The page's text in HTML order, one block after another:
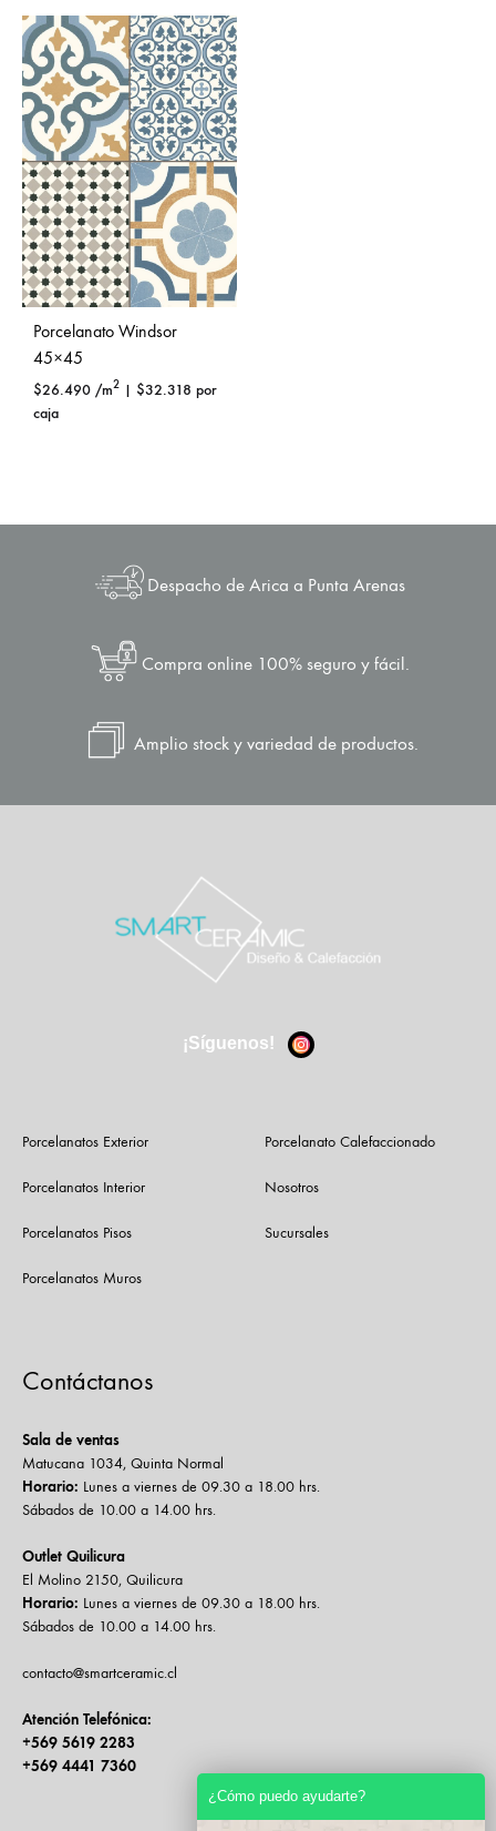
Porcelanato Windsor
45×45
$26.490 /m2 | $32.318 por
caja
Despacho de Arica a Punta Arenas
Compra online 100% seguro y fácil.
Amplio stock y variedad de productos.
¡Síguenos!
Porcelanatos Exterior
Porcelanatos Interior
Porcelanatos Pisos
Porcelanatos Muros
Porcelanato Calefaccionado
Nosotros
Sucursales
Contáctanos
Sala de ventas
Matucana 1034, Quinta Normal
Horario: Lunes a viernes de 09.30 a 18.00 hrs.
Sábados de 10.00 a 14.00 hrs.
Outlet Quilicura
El Molino 2150, Quilicura
Horario: Lunes a viernes de 09.30 a 18.00 hrs.
Sábados de 10.00 a 14.00 hrs.
contacto@smartceramic.cl
Atención Telefónica:
+569 5619 2283
+569 4441 7360
¿Cómo puedo ayudarte?